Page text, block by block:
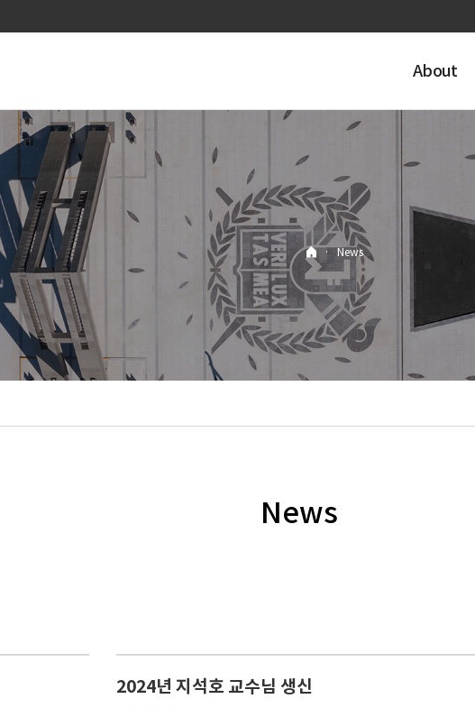
About
· News
News
2024년 지석호 교수님 생신